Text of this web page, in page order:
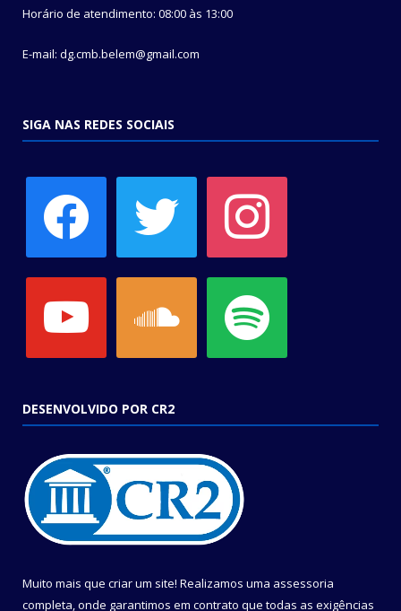
Horário de atendimento: 08:00 às 13:00
E-mail: dg.cmb.belem@gmail.com
SIGA NAS REDES SOCIAIS
DESENVOLVIDO POR CR2
Muito mais que criar um site! Realizamos uma assessoria
completa, onde garantimos em contrato que todas as exigências